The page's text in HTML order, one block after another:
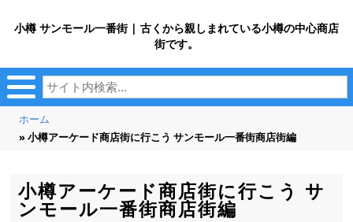
小樽 サンモール一番街 | 古くから親しまれている小樽の中心商店
街です。
ホーム
» 小樽アーケード商店街に行こう サンモール一番街商店街編
小樽アーケード商店街に行こう サ
ンモール一番街商店街編